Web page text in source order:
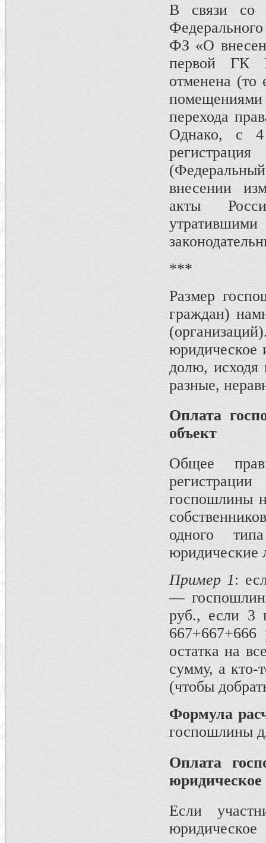
В связи со
ФЗ «О
первой ГК
отменена (то
перехода
Однако, с 4
внесении
акты
***
Размер
граждан)
юридическое
долю, исходя
разные,
Оплата
объект
Общее
госпошлины
одного
юридические
Пример 1:
—
руб., если 3
остатка на
сумму, а
(чтобы
Формула
госпошлины
Оплата
Если